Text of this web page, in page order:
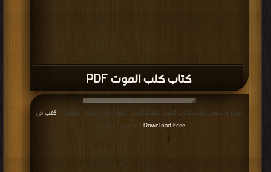
كتاب كلب الموت PDF
قراءة و تحميل كتاب كتاب الغيرة القاتلة الجزء الأول PDF مجانا | مكتبة >
كتب في
Download Free
| التحميل : مرة/مرات